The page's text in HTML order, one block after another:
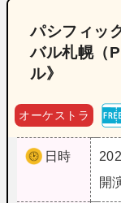
パシフィッ
バル札幌（
ル》
オーケストラ
日時
開